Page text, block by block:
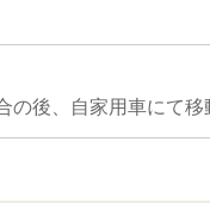
の後、自家用車にて移